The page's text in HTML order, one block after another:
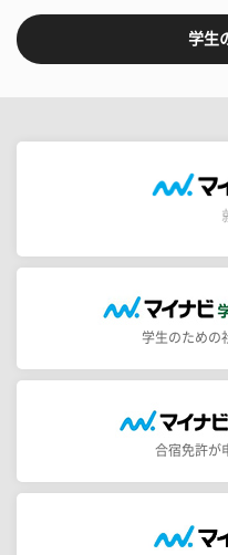
学生
学生のための
合宿免許が